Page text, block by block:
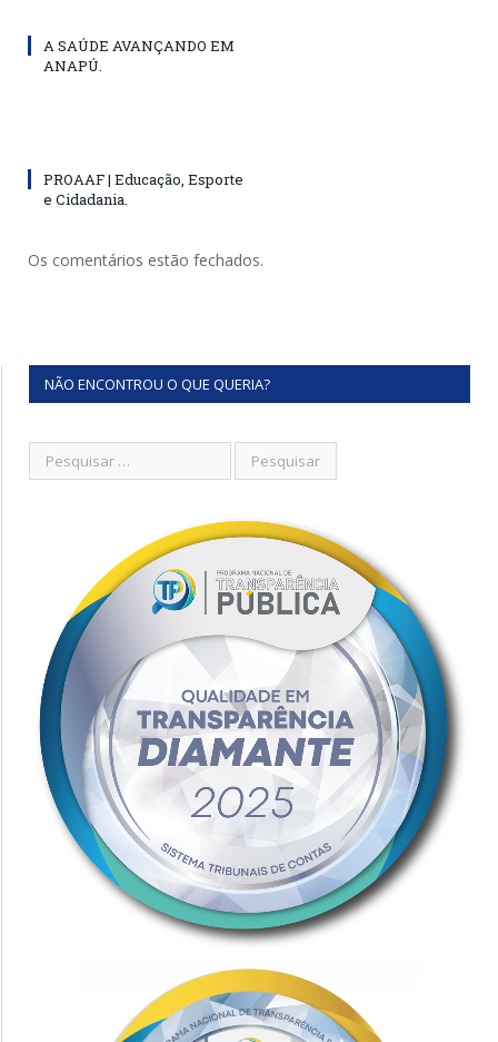
A SAÚDE AVANÇANDO EM
ANAPÚ.
PROAAF | Educação, Esporte
e Cidadania.
Os comentários estão fechados.
NÃO ENCONTROU O QUE QUERIA?